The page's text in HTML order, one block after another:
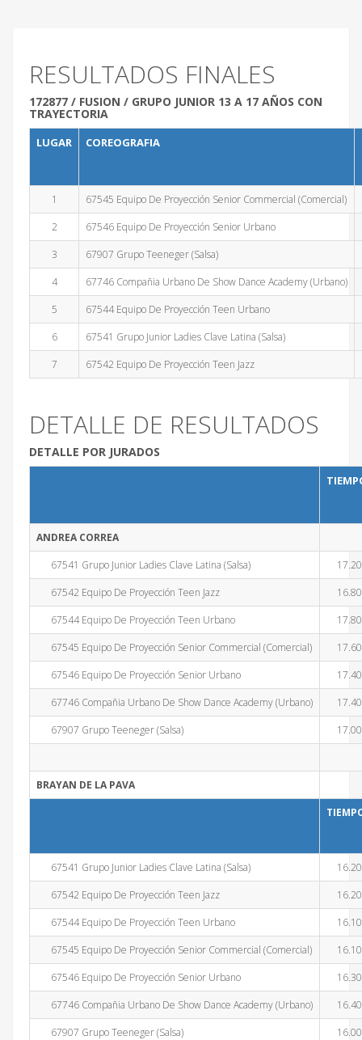
RESULTADOS FINALES
172877 / FUSION / GRUPO JUNIOR 13 A 17 AÑOS CON
TRAYECTORIA
LUGAR COREOGRAFIA
1
67545 Equipo De Proyección Senior Commercial (Comercial)
2
67546 Equipo De Proyección Senior Urbano
3
67907 Grupo Teeneger (Salsa)
4
67746 Compañia Urbano De Show Dance Academy (Urbano)
5
67544 Equipo De Proyección Teen Urbano
6
67541 Grupo Junior Ladies Clave Latina (Salsa)
7
67542 Equipo De Proyección Teen Jazz
DETALLE DE RESULTADOS
DETALLE POR JURADOS
ANDREA CORREA
67541 Grupo Junior Ladies Clave Latina (Salsa)
67542 Equipo De Proyección Teen Jazz
67544 Equipo De Proyección Teen Urbano
67545 Equipo De Proyección Senior Commercial (Comercial)
67546 Equipo De Proyección Senior Urbano
67746 Compañia Urbano De Show Dance Academy (Urbano)
67907 Grupo Teeneger (Salsa)
BRAYAN DE LA PAVA
67541 Grupo Junior Ladies Clave Latina (Salsa)
67542 Equipo De Proyección Teen Jazz
67544 Equipo De Proyección Teen Urbano
67545 Equipo De Proyección Senior Commercial (Comercial)
67546 Equipo De Proyección Senior Urbano
67746 Compañia Urbano De Show Dance Academy (Urbano)
67907 Grupo Teeneger (Salsa)